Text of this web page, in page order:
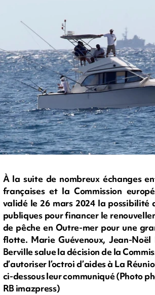
À la suite de nombreux échanges
françaises et la Commission
validé le 26 mars 2024 la possibilité
publiques pour financer le
de pêche en Outre-mer pour une
flotte. Marie Guévenoux, Jean-
Berville salue la décision de la
d’autoriser l’octroi d’aides à La
ci-dessous leur communiqué (Photo
RB imazpress)